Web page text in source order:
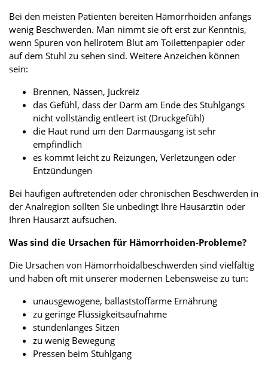
Bei den meisten Patienten bereiten Hämorrhoiden anfangs
wenig Beschwerden. Man nimmt sie oft erst zur Kenntnis,
wenn Spuren von hellrotem Blut am Toilettenpapier oder
auf dem Stuhl zu sehen sind. Weitere Anzeichen können
sein:
Brennen, Nässen, Juckreiz
das Gefühl, dass der Darm am Ende des Stuhlgangs
nicht vollständig entleert ist (Druckgefühl)
die Haut rund um den Darmausgang ist sehr
empfindlich
es kommt leicht zu Reizungen, Verletzungen oder
Entzündungen
Bei häufigen auftretenden oder chronischen Beschwerden in
der Analregion sollten Sie unbedingt Ihre Hausärztin oder
Ihren Hausarzt aufsuchen.
Was sind die Ursachen für Hämorrhoiden-Probleme?
Die Ursachen von Hämorrhoidalbeschwerden sind vielfältig
und haben oft mit unserer modernen Lebensweise zu tun:
unausgewogene, ballaststoffarme Ernährung
zu geringe Flüssigkeitsaufnahme
stundenlanges Sitzen
zu wenig Bewegung
Pressen beim Stuhlgang